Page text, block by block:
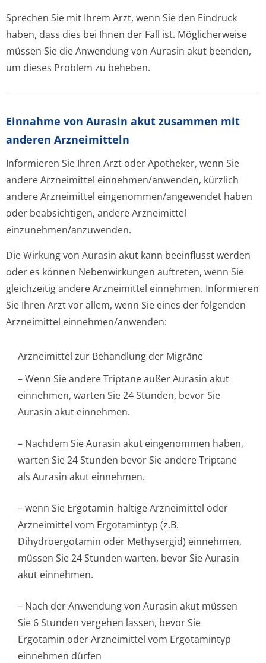
Sprechen Sie mit Ihrem Arzt, wenn Sie den Eindruck
haben, dass dies bei Ihnen der Fall ist. Möglicherweise
müssen Sie die Anwendung von Aurasin akut beenden,
um dieses Problem zu beheben.
Einnahme von Aurasin akut zusammen mit
anderen Arzneimitteln
Informieren Sie Ihren Arzt oder Apotheker, wenn Sie
andere Arzneimittel einnehmen/anwenden, kürzlich
andere Arzneimittel eingenommen/an­gewendet haben
oder beabsichtigen, andere Arzneimittel
einzunehmen/an­zuwenden.
Die Wirkung von Aurasin akut kann beeinflusst werden
oder es können Nebenwirkungen auftreten, wenn Sie
gleichzeitig andere Arzneimittel einnehmen. Informieren
Sie Ihren Arzt vor allem, wenn Sie eines der folgenden
Arzneimittel einnehmen/anwenden:
Arzneimittel zur Behandlung der Migräne
– Wenn Sie andere Triptane außer Aurasin akut
einnehmen, warten Sie 24 Stunden, bevor Sie
Aurasin akut einnehmen.
– Nachdem Sie Aurasin akut eingenommen haben,
warten Sie 24 Stunden bevor Sie andere Triptane
als Aurasin akut einnehmen.
– wenn Sie Ergotamin-haltige Arzneimittel oder
Arzneimittel vom Ergotamintyp (z.B.
Dihydroergotamin oder Methysergid) einnehmen,
müssen Sie 24 Stunden warten, bevor Sie Aurasin
akut einnehmen.
– Nach der Anwendung von Aurasin akut müssen
Sie 6 Stunden vergehen lassen, bevor Sie
Ergotamin oder Arzneimittel vom Ergotamintyp
einnehmen dürfen